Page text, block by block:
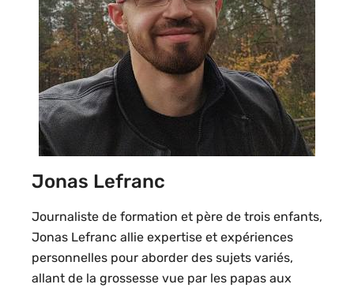
Jonas Lefranc
Journaliste de formation et père de trois enfants,
Jonas Lefranc allie expertise et expériences
personnelles pour aborder des sujets variés,
allant de la grossesse vue par les papas aux